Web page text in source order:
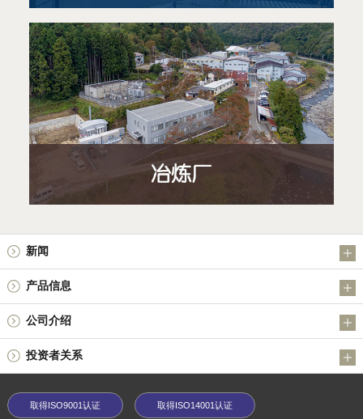
新闻
投资者关系
产品信息
金属粉末制品（Nippon Atomized Metal Powders Corporation）
其他产品
公司介绍
社长信息
公司历史
投资者关系
业绩亮点取得ISO9001认证 取得ISO14001认证